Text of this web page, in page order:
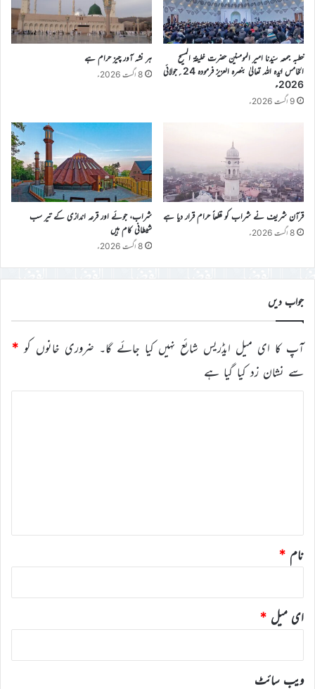
خطبہ جمعہ سیّدنا امیر المومنین حضرت خلیفۃ المسیح
الخامس ایّدہ اللہ تعالیٰ بنصرہ العزیز فرمودہ 24؍جولائی
2026ء
9 اگست 2026ء
ہر نشہ آور چیز حرام ہے
8 اگست 2026ء
قرآن شریف نے شراب کو قطعاً حرام قرار دیا ہے
8 اگست 2026ء
شراب، جوئے اور قرعہ اندازی کے تیر سب
شیطانی کام ہیں
8 اگست 2026ء
جواب دیں
آپ کا ای میل ایڈریس شائع نہیں کیا جائے گا۔ ضروری خانوں کو *
سے نشان زد کیا گیا ہے
نام *
ای میل *
ویب‌ سائٹ